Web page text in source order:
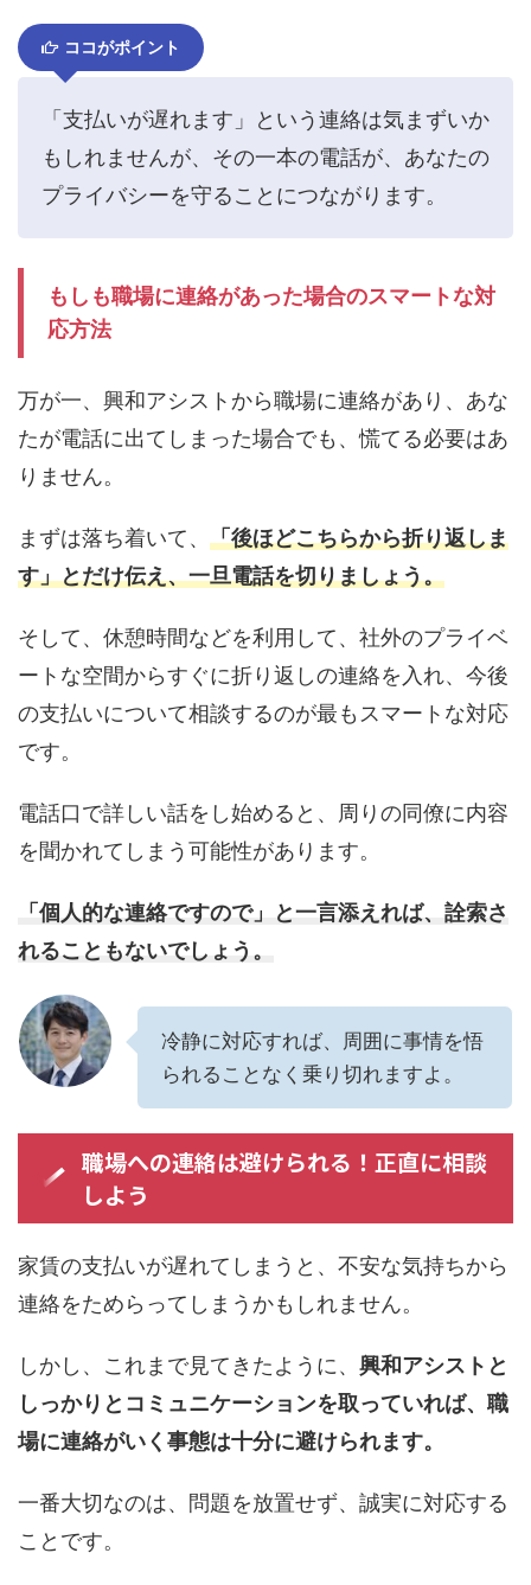
ココがポイント
「支払いが遅れます」という連絡は気まずいか
もしれませんが、その一本の電話が、あなたの
プライバシーを守ることにつながります。
もしも職場に連絡があった場合のスマートな対
応方法
万が一、興和アシストから職場に連絡があり、あな
たが電話に出てしまった場合でも、慌てる必要はあ
りません。
まずは落ち着いて、 「後ほどこちらから折り返しま
す」とだけ伝え、一旦電話を切りましょう。
そして、休憩時間などを利用して、社外のプライベ
ートな空間からすぐに折り返しの連絡を入れ、今後
の支払いについて相談するのが最もスマートな対応
です。
電話口で詳しい話をし始めると、周りの同僚に内容
を聞かれてしまう可能性があります。
「個人的な連絡ですので」と一言添えれば、詮索さ
れることもないでしょう。
冷静に対応すれば、周囲に事情を悟
られることなく乗り切れますよ。
職場への連絡は避けられる！正直に相談
しよう
家賃の支払いが遅れてしまうと、不安な気持ちから
連絡をためらってしまうかもしれません。
しかし、これまで見てきたように、 興和アシストと
しっかりとコミュニケーションを取っていれば、職
場に連絡がいく事態は十分に避けられます。
一番大切なのは、問題を放置せず、誠実に対応する
ことです。